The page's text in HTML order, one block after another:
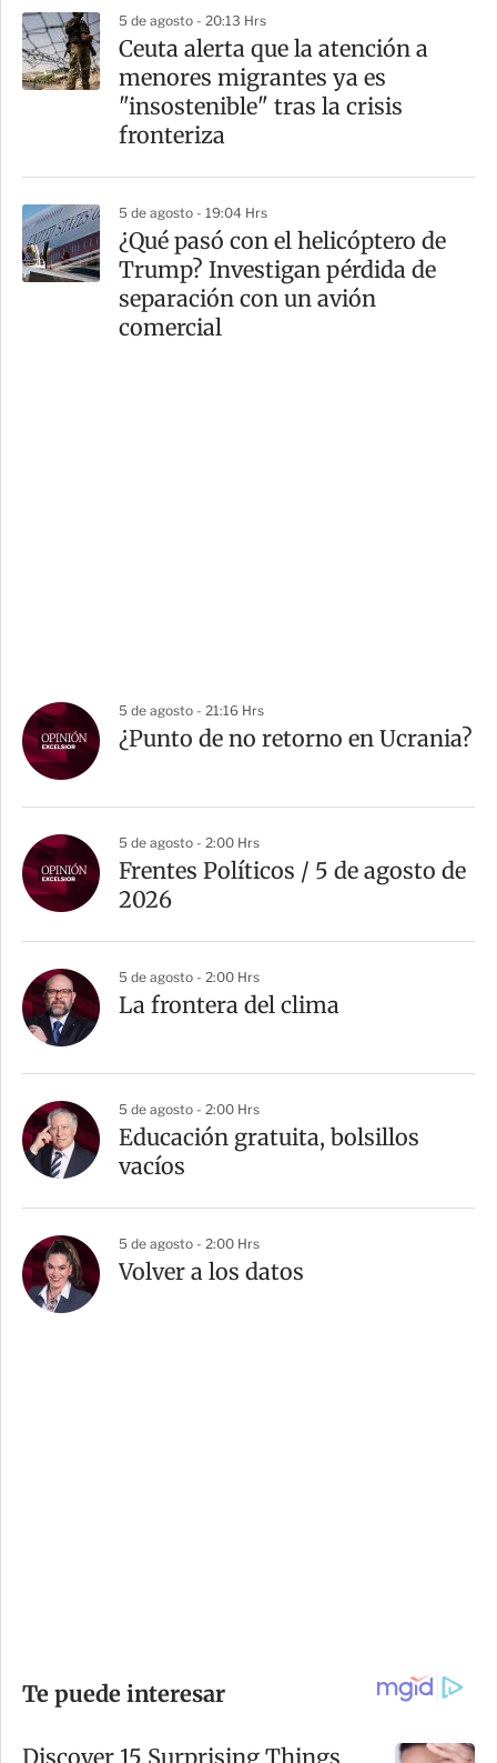
5 de agosto - 20:13 Hrs
Ceuta alerta que la atención a
menores migrantes ya es
"insostenible" tras la crisis
fronteriza
5 de agosto - 19:04 Hrs
¿Qué pasó con el helicóptero de
Trump? Investigan pérdida de
separación con un avión
comercial
5 de agosto - 21:16 Hrs
¿Punto de no retorno en Ucrania?
5 de agosto - 2:00 Hrs
Frentes Políticos / 5 de agosto de
2026
5 de agosto - 2:00 Hrs
La frontera del clima
5 de agosto - 2:00 Hrs
Educación gratuita, bolsillos
vacíos
5 de agosto - 2:00 Hrs
Volver a los datos